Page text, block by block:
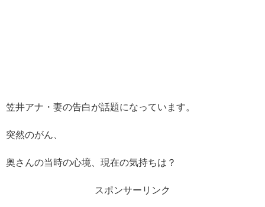
笠井アナ・妻の告白が話題になっています。
突然のがん、
奥さんの当時の心境、現在の気持ちは？
スポンサーリンク